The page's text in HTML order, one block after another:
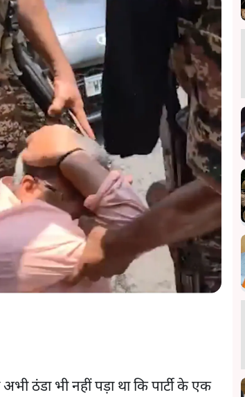
ठंडा भी नहीं पड़ा था कि पार्टी के एक